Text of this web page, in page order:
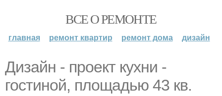
ВСЕ О РЕМОНТЕ
главная ремонт квартир ремонт дома дизайн
Дизайн - проект кухни -
гостиной, площадью 43 кв.